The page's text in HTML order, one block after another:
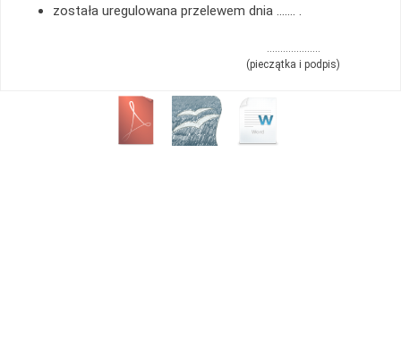
została uregulowana przelewem dnia ……. .
………………..
(pieczątka i podpis)